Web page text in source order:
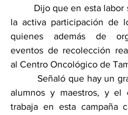
Dijo que en esta labor
la activa participación de
quienes además de
eventos de recolección
al Centro Oncológico de
Señaló que hay un
alumnos y maestros, y el
trabaja en esta campaña